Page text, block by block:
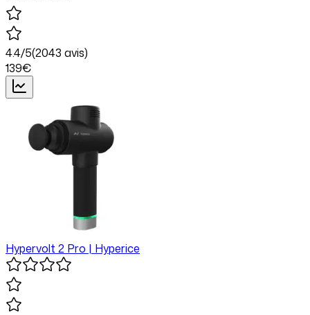
4.4/5(2043 avis)
139€
Hypervolt 2 Pro | Hyperice